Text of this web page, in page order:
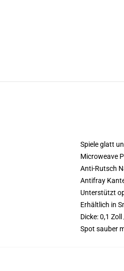
Spiele glatt
Microweave
Anti-Rutsch
Antifray
Unterstützt
Erhältlich in
Dicke: 0,1
Spot sauber